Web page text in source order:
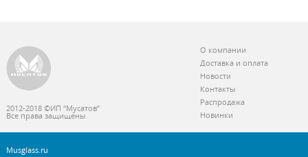
2012-2018 ©ИП “Мусатов”
Все права защищены
О компании
Доставка и оплата
Новости
Контакты
Распродажа
Новинки
Musglass.ru